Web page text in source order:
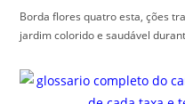
Borda flores quatro esta, ções
jardim colorido e saudável